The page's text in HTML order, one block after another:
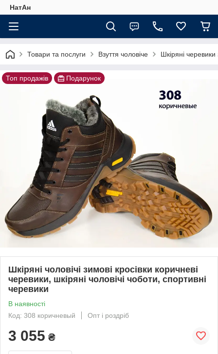
НатАн
Товари та послуги Взуття чоловіче Шкіряні
Топ продажів Подарунок
Шкіряні чоловічі зимові кросівки коричневі
черевики, шкіряні чоловічі чоботи, спортивні
черевики
В наявності
Код: 308 коричневый
Опт і роздріб
3 055 ₴